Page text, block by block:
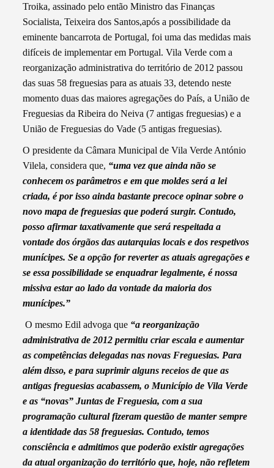
Troika, assinado pelo então Ministro das Finanças
Socialista, Teixeira dos Santos,após a possibilidade da
eminente bancarrota de Portugal, foi uma das medidas mais
difíceis de implementar em Portugal. Vila Verde com a
reorganização administrativa do território de 2012 passou
das suas 58 freguesias para as atuais 33, detendo neste
momento duas das maiores agregações do País, a União de
Freguesias da Ribeira do Neiva (7 antigas freguesias) e a
União de Freguesias do Vade (5 antigas freguesias).
O presidente da Câmara Municipal de Vila Verde António
Vilela, considera que, “uma vez que ainda não se
conhecem os parâmetros e em que moldes será a lei
criada, é por isso ainda bastante precoce opinar sobre o
novo mapa de freguesias que poderá surgir. Contudo,
posso afirmar taxativamente que será respeitada a
vontade dos órgãos das autarquias locais e dos respetivos
munícipes. Se a opção for reverter as atuais agregações e
se essa possibilidade se enquadrar legalmente, é nossa
missiva estar ao lado da vontade da maioria dos
munícipes.”
O mesmo Edil advoga que “a reorganização
administrativa de 2012 permitiu criar escala e aumentar
as competências delegadas nas novas Freguesias. Para
além disso, e para suprimir alguns receios de que as
antigas freguesias acabassem, o Município de Vila Verde
e as “novas” Juntas de Freguesia, com a sua
programação cultural fizeram questão de manter sempre
a identidade das 58 freguesias. Contudo, temos
consciência e admitimos que poderão existir agregações
da atual organização do território que, hoje, não refletem